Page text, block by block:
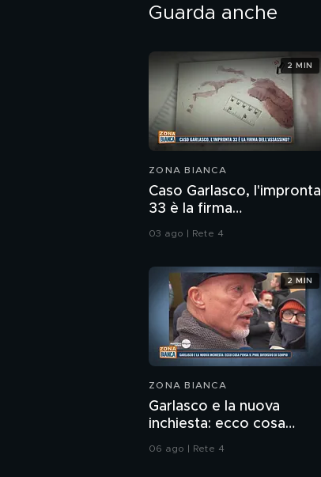
Guarda anche
ZONA BIANCA
Caso Garlasco, l'impronta
33 è la firma
dell'assassino?
03 ago | Rete 4
2 MIN
ZONA BIANCA
Garlasco e la nuova
inchiesta: ecco cosa
pensa il pool difensivo di
06 ago | Rete 4
2 MIN